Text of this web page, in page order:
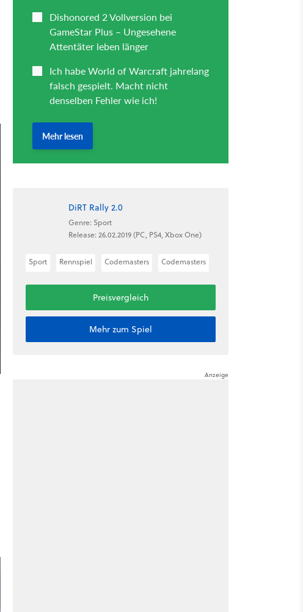
DiRT Rally 2.0
Genre: Sport
Release: 26.02.2019 (PC, PS4, Xbox One)
Sport Rennspiel Codemasters Codemasters
Preisvergleich
Mehr zum Spiel